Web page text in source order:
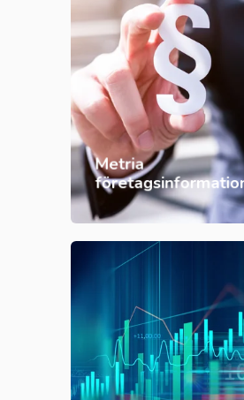
Metria